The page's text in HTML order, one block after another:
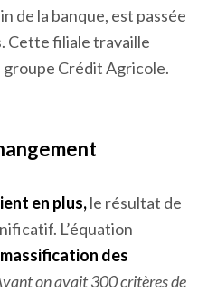
de la banque, est passée
Cette filiale travaille
groupe Crédit Agricole.
en plus,le résultat de
L’équation
massification des
on avait 300 critères de